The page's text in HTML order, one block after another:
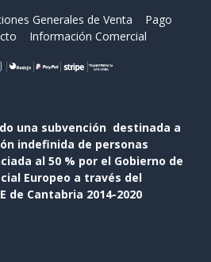
Generales de Venta
Pago
Información Comercial
una subvención destinada a
indefinida de personas
al 50 % por el Gobierno de
Europeo a través del
de Cantabria 2014-2020